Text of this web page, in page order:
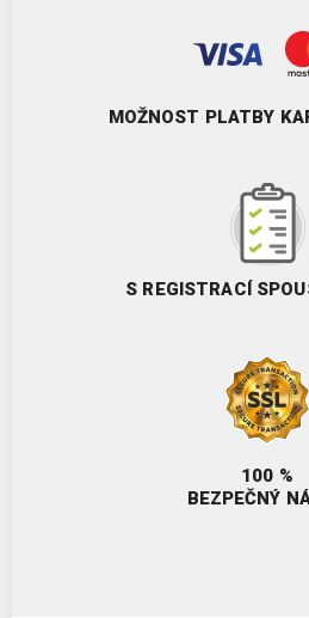
MOŽNOST PLATBY
S REGISTRACÍ
100 %
BEZPEČNÝ